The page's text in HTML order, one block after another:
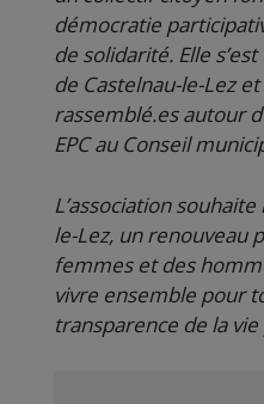
démocratie
de solidarité. Elle s’est
de Castelnau-le-Lez
rassemblé.es autour
EPC au Conseil
L’association
le-Lez, un renouveau
femmes et des
vivre ensemble pour
transparence de la